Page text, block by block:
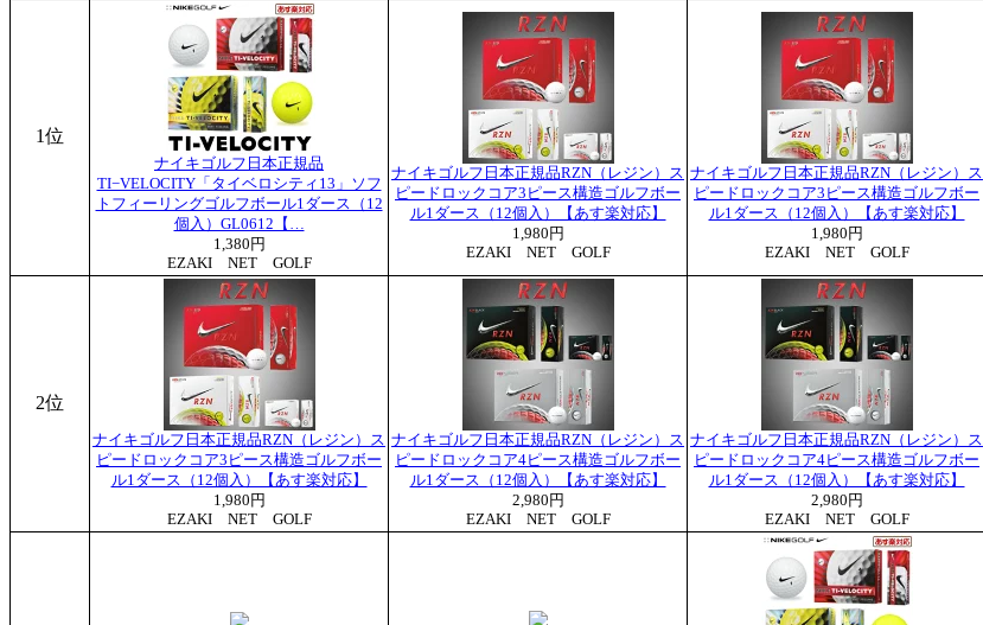
1位
ナイキゴルフ日本正規品
TI−VELOCITY「タイベロシティ13」ソフ
トフィーリングゴルフボール1ダース（12
個入）GL0612【…
1,380円
EZAKI NET GOLF
ナイキゴルフ日本正規品RZN（レジン）ス
ピードロックコア3ピース構造ゴルフボー
ル1ダース（12個入）【あす楽対応】
1,980円
EZAKI NET GOLF
ナイキゴルフ日本正規品RZN（レジン）ス
ピードロックコア3ピース構造ゴルフボー
ル1ダース（12個入）【あす楽対応】
1,980円
EZAKI NET GOLF
2位
ナイキゴルフ日本正規品RZN（レジン）ス
ピードロックコア3ピース構造ゴルフボー
ル1ダース（12個入）【あす楽対応】
1,980円
EZAKI NET GOLF
ナイキゴルフ日本正規品RZN（レジン）ス
ピードロックコア4ピース構造ゴルフボー
ル1ダース（12個入）【あす楽対応】
2,980円
EZAKI NET GOLF
ナイキゴルフ日本正規品RZN（レジン）ス
ピードロックコア4ピース構造ゴルフボー
ル1ダース（12個入）【あす楽対応】
2,980円
EZAKI NET GOLF